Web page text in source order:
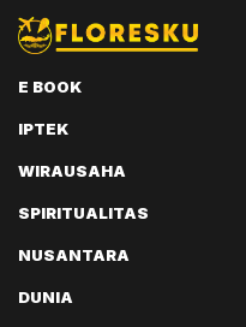
E BOOK
IPTEK
WIRAUSAHA
SPIRITUALITAS
NUSANTARA
DUNIA